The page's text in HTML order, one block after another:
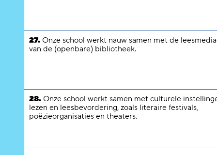
27. Onze school werkt nauw samen met de
van de (openbare) bibliotheek.
28. Onze school werkt samen met culturele
lezen en leesbevordering, zoals literaire festivals,
poëzieorganisaties en theaters.